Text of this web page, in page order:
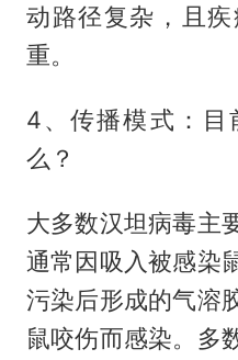
动路径复杂，且
重。
4、传播模式：目
么？
大多数汉坦病毒主
通常因吸入被感染
污染后形成的气溶
鼠咬伤而感染。多